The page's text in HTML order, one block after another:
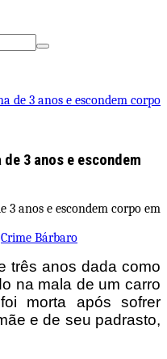
de 3 anos e escondem corpo
3 anos e escondem
Crime Bárbaro
três anos dada como
na mala de um carro
morta após sofrer
e de seu padrasto,